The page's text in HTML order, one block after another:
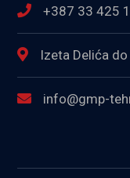
+387 33 425
Izeta Delića
info@gmp-